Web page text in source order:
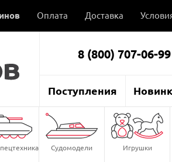
Оплата Доставка
8 (800) 707-06-99
Поступления
Судомодели Игрушки